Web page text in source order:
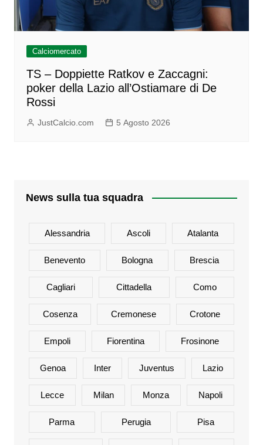
Calciomercato
TS – Doppiette Ratkov e Zaccagni:
poker della Lazio all’Ostiamare di De
Rossi
JustCalcio.com 5 Agosto 2026
News sulla tua squadra
Alessandria Ascoli Atalanta
Benevento Bologna Brescia
Cagliari Cittadella Como
Cosenza Cremonese Crotone
Empoli Fiorentina Frosinone
Genoa Inter Juventus Lazio
Lecce Milan Monza Napoli
Parma Perugia Pisa